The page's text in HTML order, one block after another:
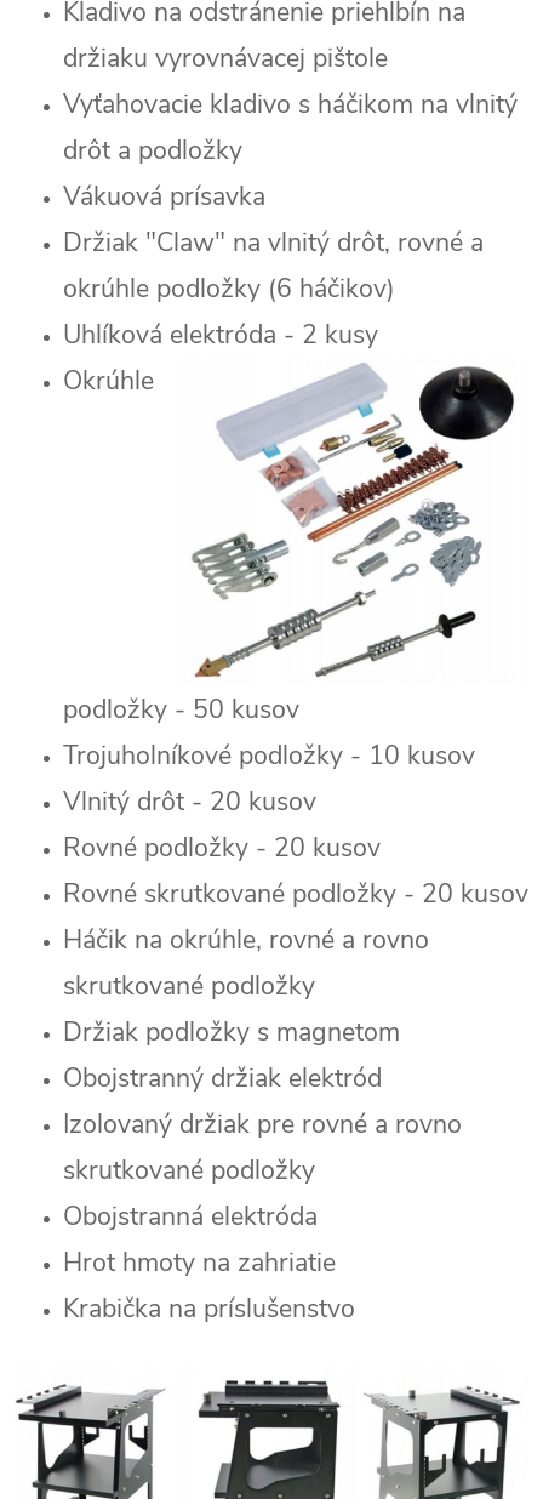
Kladivo na odstránenie priehlbín na
držiaku vyrovnávacej pištole
Vyťahovacie kladivo s háčikom na vlnitý
drôt a podložky
Vákuová prísavka
Držiak "Claw" na vlnitý drôt, rovné a
okrúhle podložky (6 háčikov)
Uhlíková elektróda - 2 kusy
Okrúhle
podložky - 50 kusov
Trojuholníkové podložky - 10 kusov
Vlnitý drôt - 20 kusov
Rovné podložky - 20 kusov
Rovné skrutkované podložky - 20 kusov
Háčik na okrúhle, rovné a rovno
skrutkované podložky
Držiak podložky s magnetom
Obojstranný držiak elektród
Izolovaný držiak pre rovné a rovno
skrutkované podložky
Obojstranná elektróda
Hrot hmoty na zahriatie
Krabička na príslušenstvo